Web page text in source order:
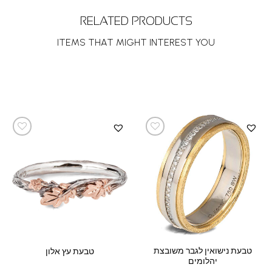
RELATED PRODUCTS
ITEMS THAT MIGHT INTEREST YOU
טבעת נישואין לגבר משובצת
יהלומים
טבעת עץ אלון